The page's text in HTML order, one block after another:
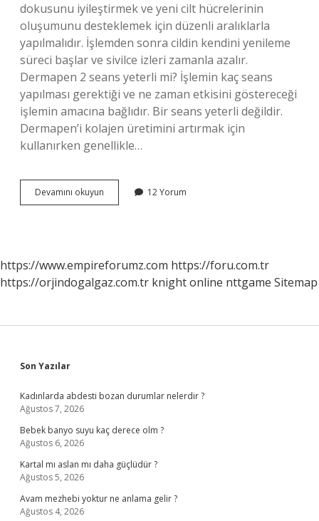
dokusunu iyileştirmek ve yeni cilt hücrelerinin
oluşumunu desteklemek için düzenli aralıklarla
yapılmalıdır. İşlemden sonra cildin kendini yenileme
süreci başlar ve sivilce izleri zamanla azalır.
Dermapen 2 seans yeterli mi? İşlemin kaç seans
yapılması gerektiği ve ne zaman etkisini göstereceği
işlemin amacına bağlıdır. Bir seans yeterli değildir.
Dermapen’i kolajen üretimini artırmak için
kullanırken genellikle…
Devamını okuyun Dermapen
1
12 Yorum
https://www.empireforumz.com https://foru.com.tr
https://orjindogalgaz.com.tr knight online nttgame Sitemap
Sidebar
Son Yazılar
Kadınlarda abdesti bozan durumlar nelerdir ?
Ağustos 7, 2026
Bebek banyo suyu kaç derece olm ?
Ağustos 6, 2026
Kartal mı aslan mı daha güçlüdür ?
Ağustos 5, 2026
Avam mezhebi yoktur ne anlama gelir ?
Ağustos 4, 2026